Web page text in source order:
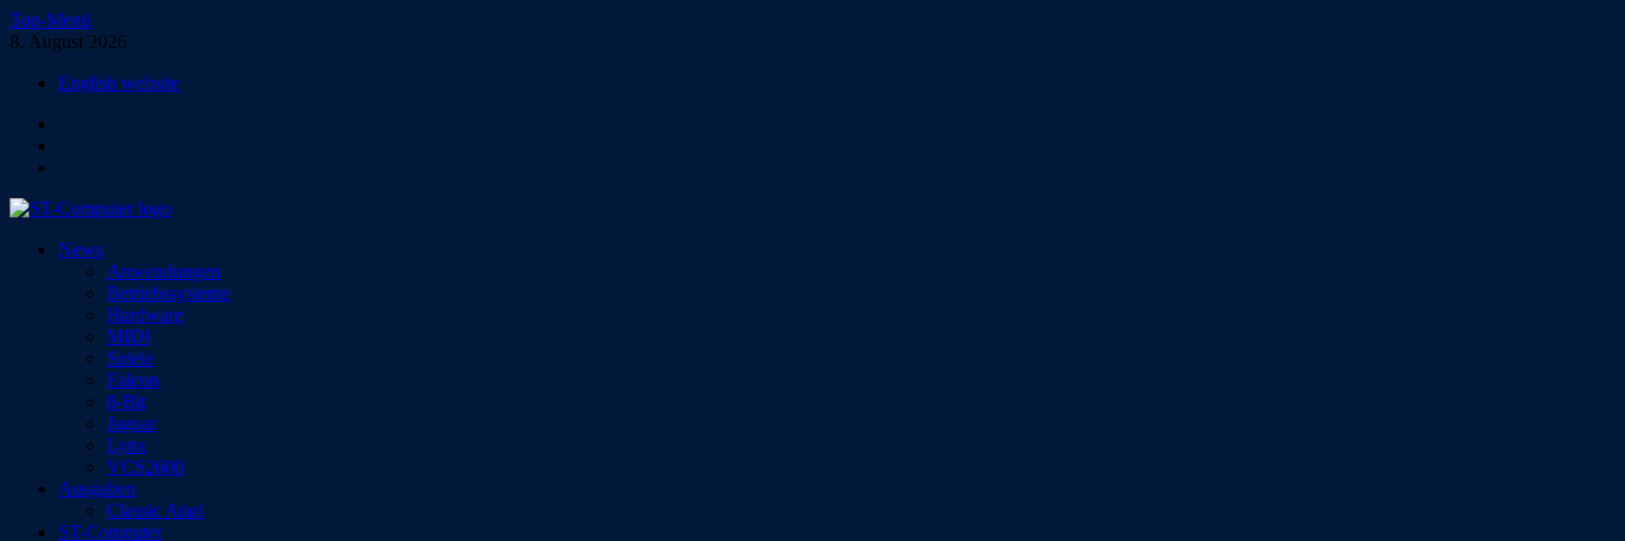
Zum
Inhalt
Top-Menü
8. August 2026
English website
ST-Computer
Das Magazin für Atari-Computer und -Konsolen
News
Anwendungen
Betriebssysteme
Hardware
MIDI
Spiele
Falcon
8-Bit
Jaguar
Lynx
VCS2600
Ausgaben
Classic Atari
ST-Computer